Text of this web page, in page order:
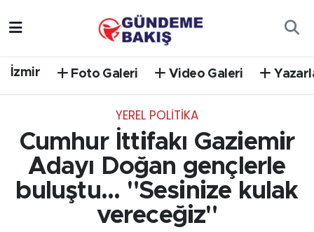
İzmir Foto Galeri Video Galeri
YEREL POLİTİKA
Cumhur İttifakı Gaziemir
Adayı Doğan gençlerle
buluştu... "Sesinize kulak
vereceğiz"
EGE
EĞİTİM
Trafik Durumu
Süper Lig Puan Durumu ve Fikstür
Tüm Manşetler